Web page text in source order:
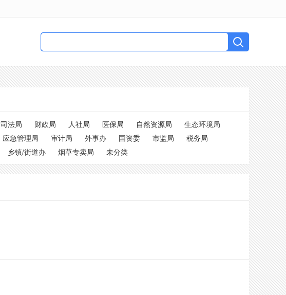
司法局 财政局 人社局 医保局 自然资源局
生态环境局
应急管理局 审计局 外事办 国资委 市监局
税务局
乡镇/街道办 烟草专卖局 未分类